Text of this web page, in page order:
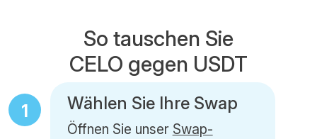
So tauschen Sie
CELO gegen USDT
1 Wählen Sie Ihre Swap
Öffnen Sie unser Swap-